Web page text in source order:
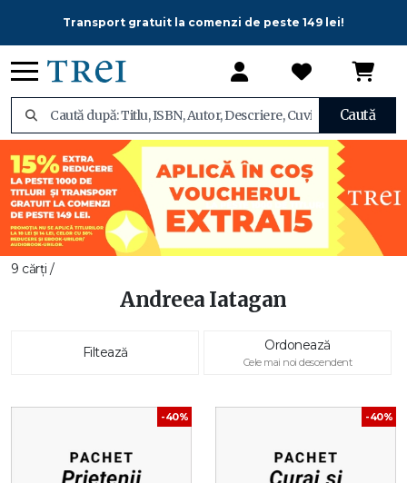
Transport gratuit la comenzi de peste 149 lei!
Caută
9 cărți /
Andreea Iatagan
Filtează Ordonează
Cele mai noi descendent
-40% -40%